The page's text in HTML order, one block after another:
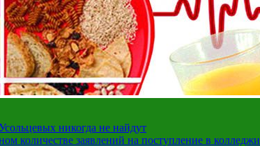
никогда не найдут
количестве заявлений на поступление в колледжи